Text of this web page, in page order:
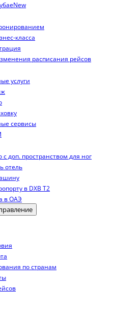
New
класса
расписания рейсов
услуги
сервисы
с доп. пространством для ног
отель
в DXB T2
в ОАЭ
по странам